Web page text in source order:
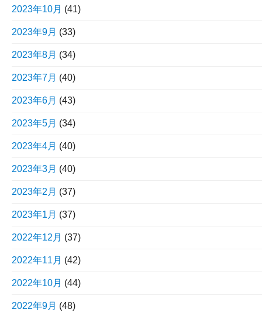
2023年10月 (41)
2023年9月 (33)
2023年8月 (34)
2023年7月 (40)
2023年6月 (43)
2023年5月 (34)
2023年4月 (40)
2023年3月 (40)
2023年2月 (37)
2023年1月 (37)
2022年12月 (37)
2022年11月 (42)
2022年10月 (44)
2022年9月 (48)